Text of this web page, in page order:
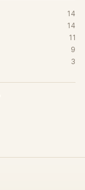
14
14
11
9
3